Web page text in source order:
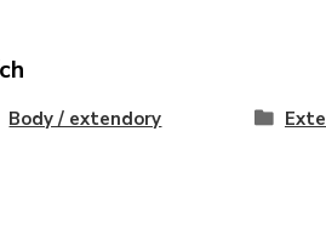
Body / extendory